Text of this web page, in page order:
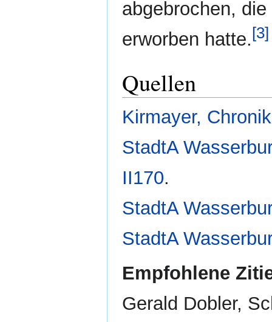
abgebrochen,
erworben hatte.[3]
Quellen
Kirmayer, Chronik
StadtA
II170.
StadtA
StadtA
Empfohlene
Gerald Dobler,